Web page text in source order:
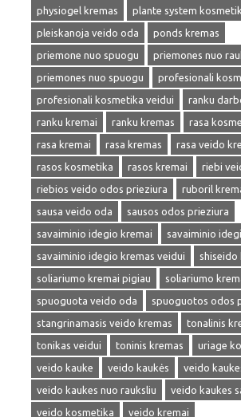
physiogel kremas
plante system
pleiskanoja veido oda
ponds kremas
priemone nuo spuogu
priemones nuo
priemones nuo spuogu
profesionali
profesionali kosmetika veidui
ranku
ranku kremai
ranku kremas
rasa
rasa kremai
rasa kremas
rasa veido
rasos kosmetika
rasos kremai
riebi
riebios veido odos prieziura
ruboril
sausa veido oda
sausos odos prieziura
savaiminio idegio kremai
savaiminio
savaiminio idegio kremas veidui
shiseido
soliariumo kremai pigiau
soliariumo
spuoguota veido oda
spuoguotos odos
stangrinamasis veido kremas
tonalinis
tonikas veidui
toninis kremas
uriage
veido kauke
veido kaukės
veido
veido kaukes nuo rauksliu
veido kaukes
veido kosmetika
veido kremai